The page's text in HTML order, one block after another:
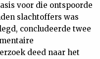
voor die ontspoorde
slachtoffers was
concludeerde twee
deed naar het